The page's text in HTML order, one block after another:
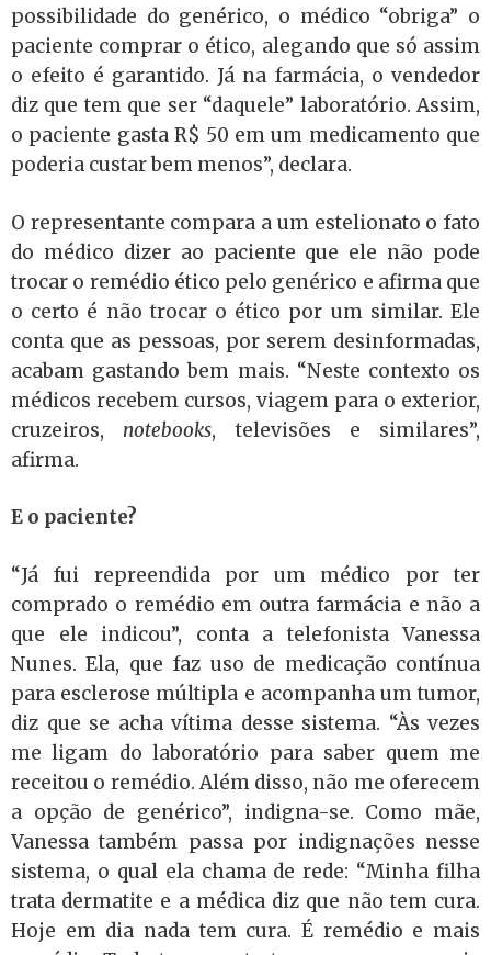
possibilidade do genérico, o médico “obriga” o
paciente comprar o ético, alegando que só assim
o efeito é garantido. Já na farmácia, o vendedor
diz que tem que ser “daquele” laboratório. Assim,
o paciente gasta R$ 50 em um medicamento que
poderia custar bem menos”, declara.
O representante compara a um estelionato o fato
do médico dizer ao paciente que ele não pode
trocar o remédio ético pelo genérico e afirma que
o certo é não trocar o ético por um similar. Ele
conta que as pessoas, por serem desinformadas,
acabam gastando bem mais. “Neste contexto os
médicos recebem cursos, viagem para o exterior,
cruzeiros, notebooks, televisões e similares”,
afirma.
E o paciente?
“Já fui repreendida por um médico por ter
comprado o remédio em outra farmácia e não a
que ele indicou”, conta a telefonista Vanessa
Nunes. Ela, que faz uso de medicação contínua
para esclerose múltipla e acompanha um tumor,
diz que se acha vítima desse sistema. “Às vezes
me ligam do laboratório para saber quem me
receitou o remédio. Além disso, não me oferecem
a opção de genérico”, indigna-se. Como mãe,
Vanessa também passa por indignações nesse
sistema, o qual ela chama de rede: “Minha filha
trata dermatite e a médica diz que não tem cura.
Hoje em dia nada tem cura. É remédio e mais